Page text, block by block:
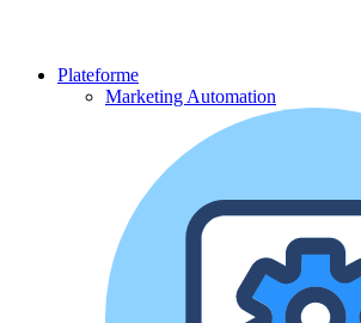
Plateforme
Marketing Automation